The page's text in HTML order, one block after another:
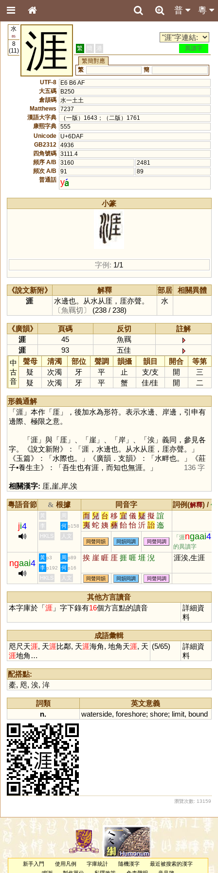
粵
普
水
85
8
(11)
涯 繁 簡 港
異讀字
繁簡對應
繁
簡
UTF-8
E6 B6 AF
大五碼
B250
倉頡碼 水一土土
Matthews
7237
漢語大字典
（一版）1643；（二版）1761
康熙字典 555
Unicode
U+6DAF
GB2312
4936
四角號碼 3111.4
頻序 A/B
3160
2481
頻次 A/B
91
89
普通話 y
小篆
字例: 1/1
《說文新附》 解釋 部居
相關異體
涯
水邊也。从水从厓，厓亦聲。
〔魚羈切〕
(238 / 238)
水
《廣韻》 頁碼 反切
註解
涯
45
魚羈
涯
93
五佳
中
古
音
聲母 清濁 部位 聲調 韻攝 韻目 開合
等第
疑
次濁 牙 平 止 支/支 開
三
疑
次濁 牙 平 蟹 佳/佳 開 二
形義通解
「涯」本作「厓」，後加水為形符。表示水邊、岸邊，引申有
邊際、極限之意。
「涯」與「厓」、「崖 」、「岸」、「涘」義同，參見各
字。《說文新附》：「涯，水邊也。从水从厓，厓亦聲。」
《玉篇》：「水際也。」《廣韻．支韻》：「水畔也。」《莊
子•養生主》：「吾生也有涯，而知也無涯。」
136 字
相關漢字: 厓,崖,岸,涘
粵語音節 & 根據 同音字 詞例(解釋) /
ji4
黃 周 而 兒 台 移 宜 儀 疑 擬 誼
夷 蛇 姨 彝 飴 怡 沂 詒 迤
酏 皚 頤 貽 咦 胰 簃 訑 觺
貤 鮞 痍 荑 宧 臑 嶷 匜 椸
眙 扅 𦣞 峏 迻 侕 洍 沶 溰 崺
异 儿 鸃 鴯 螔 輀 袲 聏
眱 唲 袘 荋 箷 鏔 鉹 蛦 耛
詑 跠 蔩 萓 峓 暆 恞 瓵 熪
顊 珆 寲 嶬 胹 狋 侇 柂 杝
洟 栘 洏 耏 迆 衪
圯
李 何 p158
HKLS 人文
同聲同韻 同韻同調 同聲同調
「涯ngaai4
的異讀字
ngaai4
黃 p3 周 p89 挨 崖 睚 厓 捱 啀 堐 淣 涯涘,生涯
李 p192 何 p16
HKLS 人文 同聲同韻 同韻同調 同聲同調
其他方言讀音
本字庫於「涯」字下錄有16個方言點的讀音
詳細資
料
成語彙輯
咫尺天涯, 天涯比鄰, 天涯海角, 地角天涯, 天
涯地角…
(5/65)
詳細資
料
配搭點:
橐, 咫, 涘, 洠
詞類
英文意義
n.
waterside, foreshore; shore; limit, bound
瀏覽次數: 13159
新手入門 使用凡例 字庫統計 隨機漢字
最近被搜索的漢字